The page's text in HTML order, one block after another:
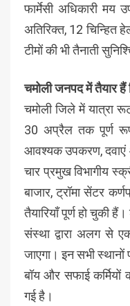
फार्मेसी अधिकारी
अतिरिक्त, 12 चिन्हित
टीमों की भी तैनाती
चमोली जनपद में तैयार हैं
चमोली जिले में यात्रा
30 अप्रैल तक पूर्ण
आवश्यक उपकरण, दवाएं
चार प्रमुख विभागीय
बाजार, ट्रॉमा सेंटर
तैयारियाँ पूर्ण हो चुकी
संस्था द्वारा अलग से
जाएगा। इन सभी स्थानों
बॉय और सफाई कर्मियों
गई है।